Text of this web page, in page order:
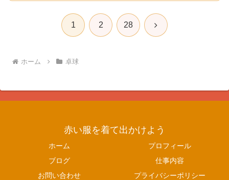
1 2 28 次
ホーム 卓球
赤い服を着て出かけよう
ホーム
プロフィール
ブログ
仕事内容
お問い合わせ
プライバシーポリシー